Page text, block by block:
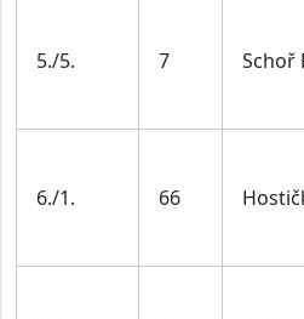
5./5. 7 Schoř
6./1. 66